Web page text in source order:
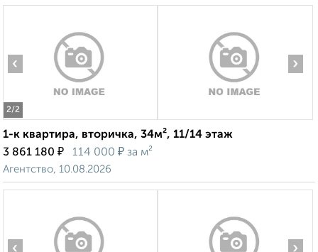
2/2
‹ ›
1-к квартира, вторичка, 34м², 11/14 этаж
3 861 180 ₽ 114 000 ₽ за м²
Агентство, 10.08.2026
‹ ›